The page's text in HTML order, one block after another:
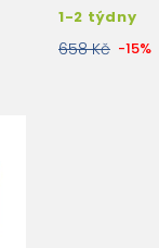
1-2 týdny
658 Kč -15%